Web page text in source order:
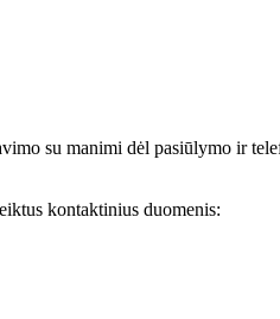
su manimi dėl pasiūlymo ir
kontaktinius duomenis: